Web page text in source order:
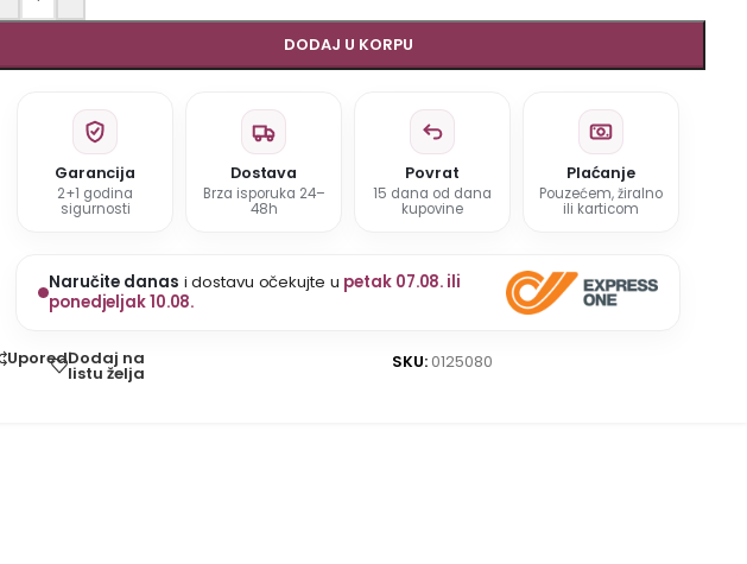
DODAJ U KORPU
Garancija
2+1 godina
sigurnosti
Dostava
Brza isporuka 24–
48h
Povrat
15 dana od dana
kupovine
Plaćanje
Pouzećem, žiralno
ili karticom
Naručite danas i dostavu očekujte u petak 07.08. ili
ponedjeljak 10.08.
UporediDodaj na
listu želja
SKU: 0125080